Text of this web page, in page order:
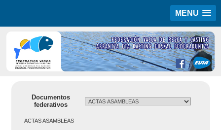
MENU
Documentos
federativos
ACTAS ASAMBLEAS